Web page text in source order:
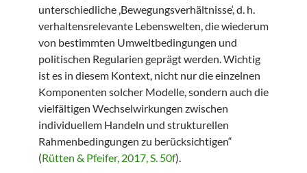
unterschiedliche ‚Bewegungsverhältnisse‘, d. h.
verhaltensrelevante Lebenswelten, die wiederum
von bestimmten Umweltbedingungen und
politischen Regularien geprägt werden. Wichtig
ist es in diesem Kontext, nicht nur die einzelnen
Komponenten solcher Modelle, sondern auch die
vielfältigen Wechselwirkungen zwischen
individuellem Handeln und strukturellen
Rahmenbedingungen zu berücksichtigen“
(Rütten & Pfeifer, 2017, S. 50f).